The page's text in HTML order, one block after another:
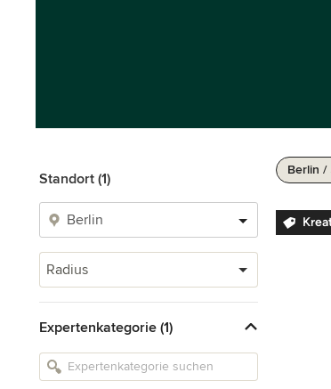
Standort (1)
Radius
Expertenkategorie (1)
Berlin /